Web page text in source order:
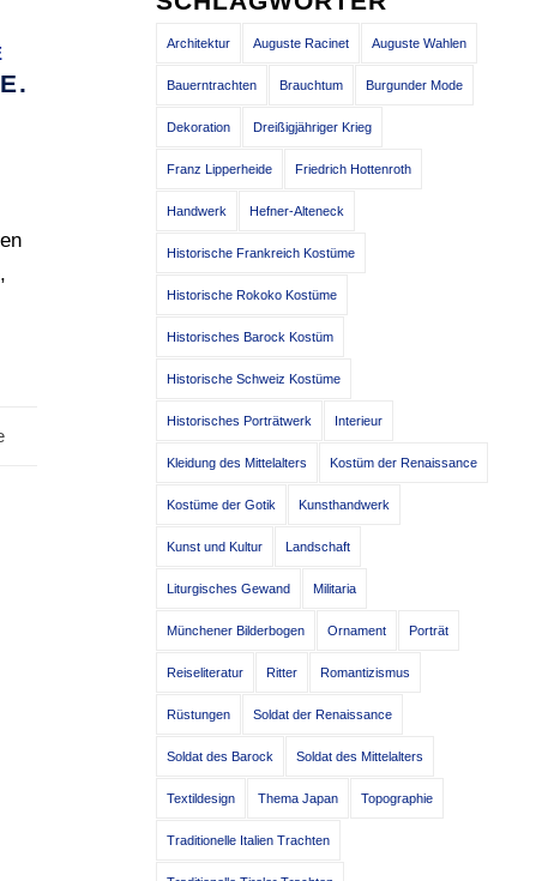
Architektur Auguste Racinet Auguste Wahlen
Bauerntrachten Brauchtum Burgunder Mode
Dekoration Dreißigjähriger Krieg
Franz Lipperheide Friedrich Hottenroth
Handwerk Hefner-Alteneck
Historische Frankreich Kostüme
Historische Rokoko Kostüme
Historisches Barock Kostüm
Historische Schweiz Kostüme
Historisches Porträtwerk Interieur
Kleidung des Mittelalters Kostüm der Renaissance
Kostüme der Gotik Kunsthandwerk
Kunst und Kultur Landschaft
Liturgisches Gewand Militaria
Münchener Bilderbogen Ornament Porträt
Reiseliteratur Ritter Romantizismus
Rüstungen Soldat der Renaissance
Soldat des Barock Soldat des Mittelalters
Textildesign Thema Japan Topographie
Traditionelle Italien Trachten